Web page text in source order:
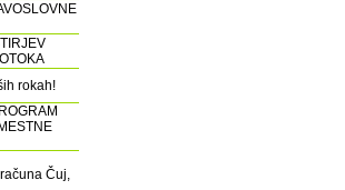
rokah!
Čuj,